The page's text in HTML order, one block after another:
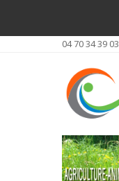
04 70 34 39 03